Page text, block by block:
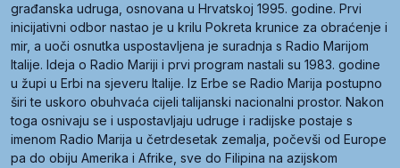
građanska udruga, osnovana u Hrvatskoj 1995. godine. Prvi
inicijativni odbor nastao je u krilu Pokreta krunice za obraćenje i
mir, a uoči osnutka uspostavljena je suradnja s Radio Marijom
Italije. Ideja o Radio Mariji i prvi program nastali su 1983. godine
u župi u Erbi na sjeveru Italije. Iz Erbe se Radio Marija postupno
širi te uskoro obuhvaća cijeli talijanski nacionalni prostor. Nakon
toga osnivaju se i uspostavljaju udruge i radijske postaje s
imenom Radio Marija u četrdesetak zemalja, počevši od Europe
pa do obiju Amerika i Afrike, sve do Filipina na azijskom